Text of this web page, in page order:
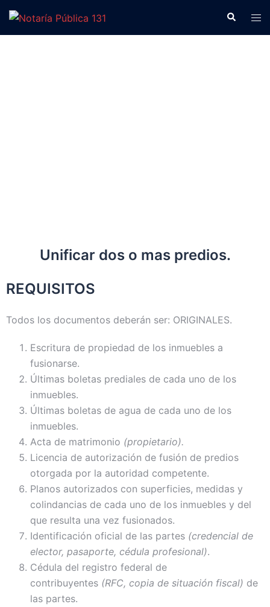
Unificar dos o mas predios.
REQUISITOS
Todos los documentos deberán ser: ORIGINALES.
Escritura de propiedad de los inmuebles a
fusionarse.
Últimas boletas prediales de cada uno de los
inmuebles.
Últimas boletas de agua de cada uno de los
inmuebles.
Acta de matrimonio (propietario).
Licencia de autorización de fusión de predios
otorgada por la autoridad competente.
Planos autorizados con superficies, medidas y
colindancias de cada uno de los inmuebles y del
que resulta una vez fusionados.
Identificación oficial de las partes (credencial de
elector, pasaporte, cédula profesional).
Cédula del registro federal de
contribuyentes (RFC, copia de situación fiscal) de
las partes.